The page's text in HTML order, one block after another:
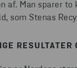
af. Man sparer to
som Stenas
RESULTATER